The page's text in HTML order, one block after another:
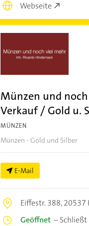
Webseite
Münzen und
Verkauf / Gold u.
MÜNZEN
Münzen - Gold und Silber
E-Mail
Eiffestr. 388,20537
Geöffnet–